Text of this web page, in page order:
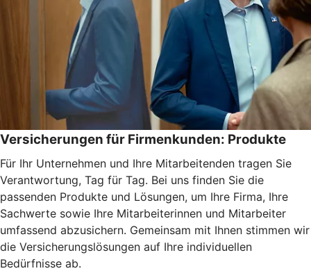
Versicherungen für Firmenkunden: Produkte
Für Ihr Unternehmen und Ihre Mitarbeitenden tragen Sie
Verantwortung, Tag für Tag. Bei uns finden Sie die
passenden Produkte und Lösungen, um Ihre Firma, Ihre
Sachwerte sowie Ihre Mitarbeiterinnen und Mitarbeiter
umfassend abzusichern. Gemeinsam mit Ihnen stimmen wir
die Versicherungslösungen auf Ihre individuellen
Bedürfnisse ab.